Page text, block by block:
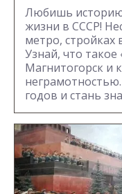
Любишь
жизни в СССР!
метро, стройках
Узнай, что такое
Магнитогорск и
годов и стань